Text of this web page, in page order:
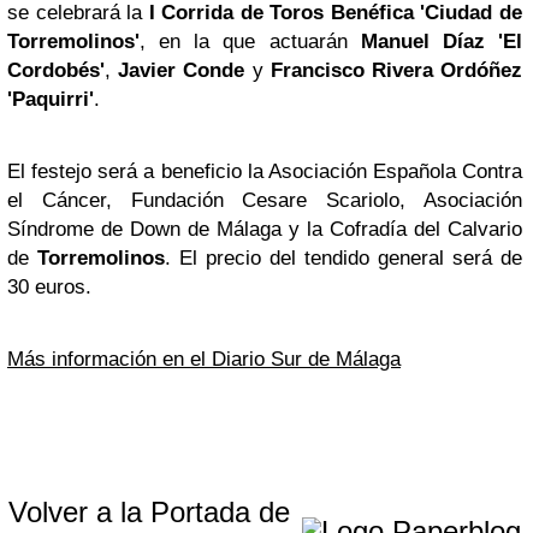
se celebrará la I Corrida de Toros Benéfica 'Ciudad de
Torremolinos', en la que actuarán Manuel Díaz 'El
Cordobés',Javier Conde y Francisco RiveraOrdóñez
'Paquirri'.
El festejo será a beneficio la Asociación Española Contra
el Cáncer, Fundación Cesare Scariolo, Asociación
Síndrome de Down de Málaga y la Cofradía del Calvario
de Torremolinos. El precio del tendido general será de
30 euros.
Más información en el Diario Sur de Málaga
Volver a la Portada de